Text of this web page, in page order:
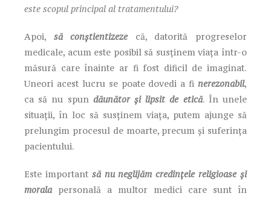
este scopul principal al tratamentului?
Apoi, să conștientizezecă, datorită progreselor
medicale, acum este posibil să susținem viața într-o
măsură care înainte ar fi fost dificil de imaginat.
Uneori acest lucru se poate dovedi a fi nerezonabil,
ca să nu spun dăunător și lipsit de etică. În unele
situații, în loc să susținem viața, putem ajunge să
prelungim procesul de moarte, precum și suferința
pacientului.
Este important să nu neglijăm credințele religioase și
morala personală a multor medici care sunt în